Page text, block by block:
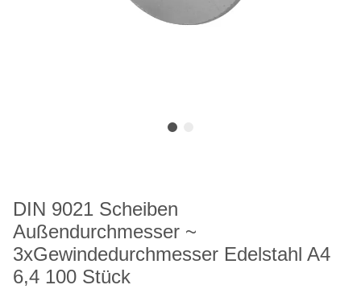
DIN 9021 Scheiben
Außendurchmesser ~
3xGewindedurchmesser Edelstahl A4
6,4 100 Stück